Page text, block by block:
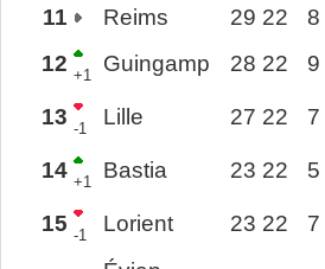
11
Reims 29 22 8
12 +1 Guingamp 28 22 9
13 -1 Lille 27 22 7
14 +1 Bastia 23 22 5
15 -1 Lorient 23 22 7